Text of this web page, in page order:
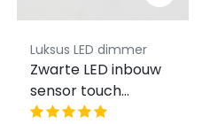
Luksus LED dimmer
Zwarte LED inbouw
sensor touch
dimmer voor enkel